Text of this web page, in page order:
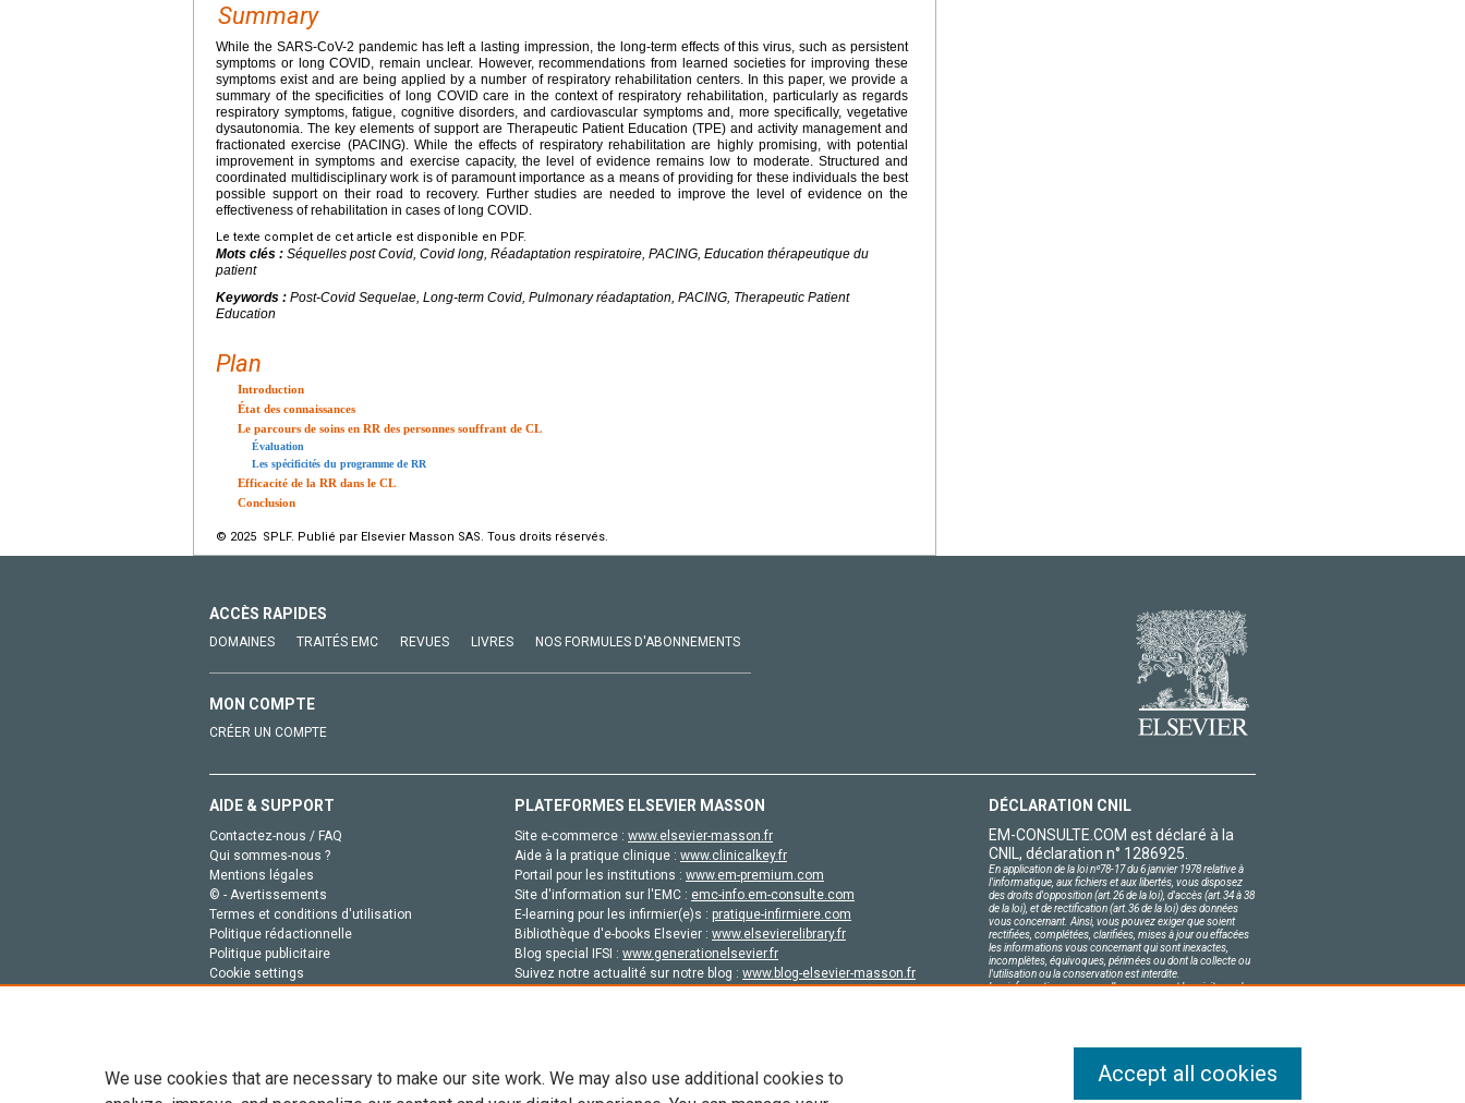
Summary
While the SARS-CoV-2 pandemic has left a lasting impression, the long-term effects of this virus, such as persistent
symptoms or long COVID, remain unclear. However, recommendations from learned societies for improving these
symptoms exist and are being applied by a number of respiratory rehabilitation centers. In this paper, we provide a
summary of the specificities of long COVID care in the context of respiratory rehabilitation, particularly as regards
respiratory symptoms, fatigue, cognitive disorders, and cardiovascular symptoms and, more specifically, vegetative
dysautonomia. The key elements of support are Therapeutic Patient Education (TPE) and activity management and
fractionated exercise (PACING). While the effects of respiratory rehabilitation are highly promising, with potential
improvement in symptoms and exercise capacity, the level of evidence remains low to moderate. Structured and
coordinated multidisciplinary work is of paramount importance as a means of providing for these individuals the best
possible support on their road to recovery. Further studies are needed to improve the level of evidence on the
effectiveness of rehabilitation in cases of long COVID.
Le texte complet de cet article est disponible en PDF.
Mots clés : Séquelles post Covid, Covid long, Réadaptation respiratoire, PACING, Education thérapeutique du
patient
Keywords : Post-Covid Sequelae, Long-term Covid, Pulmonary réadaptation, PACING, Therapeutic Patient
Education
Plan
Introduction
État des connaissances
Le parcours de soins en RR des personnes souffrant de CL
Évaluation
Les spécificités du programme de RR
Efficacité de la RR dans le CL
Conclusion
© 2025 SPLF. Publié par Elsevier Masson SAS. Tous droits réservés.
ACCÈS RAPIDES
DOMAINES TRAITÉS EMC REVUES LIVRES NOS FORMULES D'ABONNEMENTS
MON COMPTE
CRÉER UN COMPTE
AIDE & SUPPORT
Contactez-nous / FAQ
Qui sommes-nous ?
Mentions légales
© - Avertissements
Termes et conditions d'utilisation
Politique rédactionnelle
Politique publicitaire
Cookie settings
PLATEFORMES ELSEVIER MASSON
Site e-commerce : www.elsevier-masson.fr
Aide à la pratique clinique : www.clinicalkey.fr
Portail pour les institutions : www.em-premium.com
Site d'information sur l'EMC : emc-info.em-consulte.com
E-learning pour les infirmier(e)s : pratique-infirmiere.com
Bibliothèque d'e-books Elsevier : www.elsevierelibrary.fr
Blog special IFSI : www.generationelsevier.fr
Suivez notre actualité sur notre blog : www.blog-elsevier-masson.fr
DÉCLARATION CNIL
EM-CONSULTE.COM est déclaré à la
CNIL, déclaration n° 1286925.
En application de la loi nº78-17 du 6 janvier 1978 relative à
l'informatique, aux fichiers et aux libertés, vous disposez
des droits d'opposition (art.26 de la loi), d'accès (art.34 à 38
de la loi), et de rectification (art.36 de la loi) des données
vous concernant. Ainsi, vous pouvez exiger que soient
rectifiées, complétées, clarifiées, mises à jour ou effacées
les informations vous concernant qui sont inexactes,
incomplètes, équivoques, périmées ou dont la collecte ou
l'utilisation ou la conservation est interdite.
Les informations personnelles concernant les visiteurs de
We use cookies that are necessary to make our site work. We may also use additional cookies to
Accept all cookies